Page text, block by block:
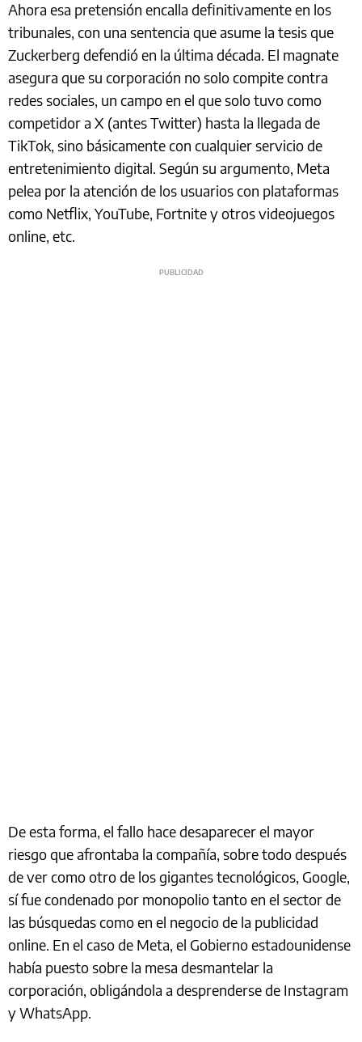
Ahora esa pretensión encalla definitivamente en los
tribunales, con una sentencia que asume la tesis que
Zuckerberg defendió en la última década. El magnate
asegura que su corporación no solo compite contra
redes sociales, un campo en el que solo tuvo como
competidor a X (antes Twitter) hasta la llegada de
TikTok, sino básicamente con cualquier servicio de
entretenimiento digital. Según su argumento, Meta
pelea por la atención de los usuarios con plataformas
como Netflix, YouTube, Fortnite y otros videojuegos
online, etc.
De esta forma, el fallo hace desaparecer el mayor
riesgo que afrontaba la compañía, sobre todo después
de ver como otro de los gigantes tecnológicos, Google,
sí fue condenado por monopolio tanto en el sector de
las búsquedas como en el negocio de la publicidad
online. En el caso de Meta, el Gobierno estadounidense
había puesto sobre la mesa desmantelar la
corporación, obligándola a desprenderse de Instagram
y WhatsApp.